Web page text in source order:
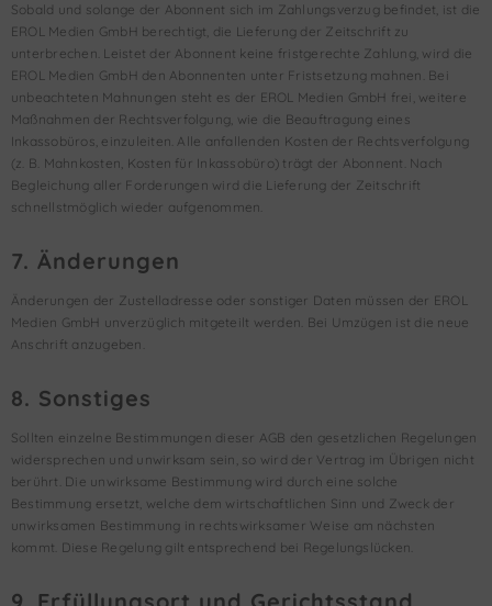
Sobald und solange der Abonnent sich im Zahlungsverzug befindet, ist die
EROL Medien GmbH berechtigt, die Lieferung der Zeitschrift zu
unterbrechen. Leistet der Abonnent keine fristgerechte Zahlung, wird die
EROL Medien GmbH den Abonnenten unter Fristsetzung mahnen. Bei
unbeachteten Mahnungen steht es der EROL Medien GmbH frei, weitere
Maßnahmen der Rechtsverfolgung, wie die Beauftragung eines
Inkassobüros, einzuleiten. Alle anfallenden Kosten der Rechtsverfolgung
(z. B. Mahnkosten, Kosten für Inkassobüro) trägt der Abonnent. Nach
Begleichung aller Forderungen wird die Lieferung der Zeitschrift
schnellstmöglich wieder aufgenommen.
7. Änderungen
Änderungen der Zustelladresse oder sonstiger Daten müssen der EROL
Medien GmbH unverzüglich mitgeteilt werden. Bei Umzügen ist die neue
Anschrift anzugeben.
8. Sonstiges
Sollten einzelne Bestimmungen dieser AGB den gesetzlichen Regelungen
widersprechen und unwirksam sein, so wird der Vertrag im Übrigen nicht
berührt. Die unwirksame Bestimmung wird durch eine solche
Bestimmung ersetzt, welche dem wirtschaftlichen Sinn und Zweck der
unwirksamen Bestimmung in rechtswirksamer Weise am nächsten
kommt. Diese Regelung gilt entsprechend bei Regelungslücken.